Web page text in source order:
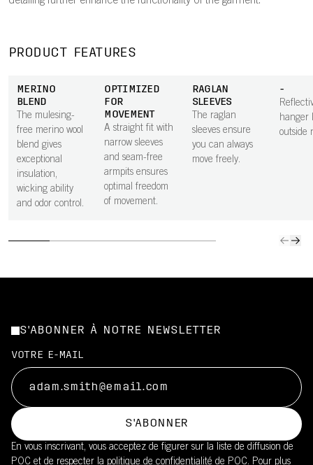
PRODUCT FEATURES
MERINO
BLEND
The mulesing-
free merino wool
blend gives
exceptional
insulation,
wicking ability
and odor control.
OPTIMIZED
FOR
MOVEMENT
A straight fit with
narrow sleeves
and seam-free
armpits ensures
optimal freedom
of movement.
RAGLAN
SLEEVES
The raglan
sleeves ensure
you can always
move freely.
-
hanger
outside
S'ABONNER À NOTRE NEWSLETTER
VOTRE E-MAIL
S'ABONNER
En vous inscrivant, vous acceptez de figurer sur la liste de diffusion de
POC et de respecter la politique de confidentialité de POC. Pour plus